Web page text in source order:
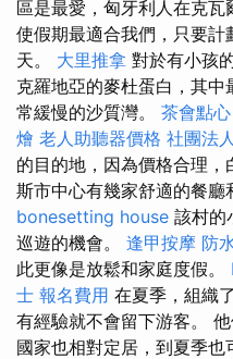
區是最愛，匈牙利人在克瓦
使假期最適合我們，只要
天。 大里推拿 對於有小孩
克羅地亞的麥杜蛋白，其
常緩慢的沙質灣。 茶會點心
燴 老人助聽器價格 社團法
的目的地，因為價格合理
斯市中心有幾家舒適的餐廳
bonesetting house 該村的
巡遊的機會。 逢甲按摩 防
此更像是放鬆和家庭度假。
士 報名費用 在夏季，組織
有經驗就不會留下游客。
國家也相對定居，到夏季也